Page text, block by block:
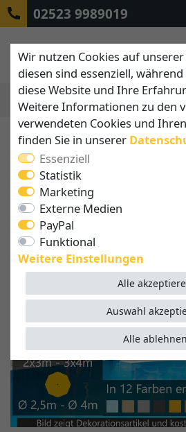
02523 9989019
Wir nutzen Cookies auf
diesen sind essenziell,
diese Website und Ihre
Weitere Informationen zu den
verwendeten Cookies und
finden Sie in unserer
Essenziell
Statistik
Marketing
Externe Medien
PayPal
Funktional
Weitere Einstellungen
Alle
Alle ablehnen
Auswahl